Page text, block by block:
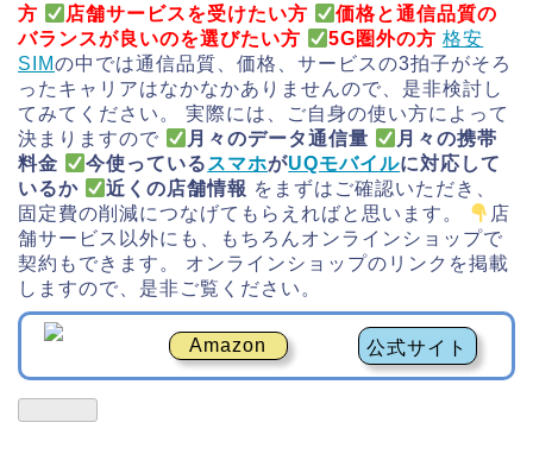
方
店舗サービスを受けたい方
価格と通信品質の
バランスが良いのを選びたい方
5G圏外の方 格安
SIMの中では通信品質、価格、サービスの3拍子がそろ
ったキャリアはなかなかありませんので、是非検討し
てみてください。 実際には、ご自身の使い方によって
決まりますので
月々のデータ通信量
月々の携帯
料金
今使っている スマホがUQモバイルに対応して
いるか
近くの店舗情報 をまずはご確認いただき、
固定費の削減につなげてもらえればと思います。
店
舗サービス以外にも、もちろんオンラインショップで
契約もできます。 オンラインショップのリンクを掲載
しますので、是非ご覧ください。
Amazon 公式サイト